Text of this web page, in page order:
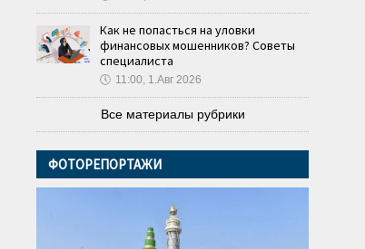
Как не попасться на уловки
финансовых мошенников? Советы
специалиста
🕔 11:00, 1.Авг 2026
Все материалы рубрики
ФОТОРЕПОРТАЖИ